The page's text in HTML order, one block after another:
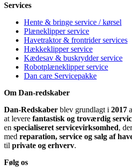
Services
Hente & bringe service / kørsel
Plæneklipper service
Havetraktor & frontrider services
Hækkeklipper service
Kædesav & buskrydder service
Robotplæneklipper service
Dan care Servicepakke
Om Dan-redskaber
Dan-Redskaber blev grundlagt i 2017
at levere fantastisk og troværdig
en specialiseret servicevirksomhed,
med reparation, service og salg af
til private og erhverv.
Følg os